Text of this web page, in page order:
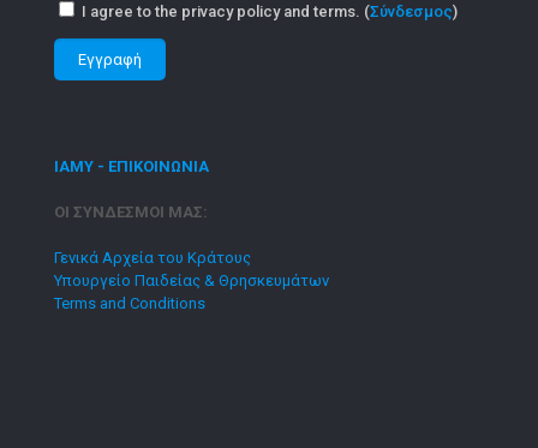
I agree to the privacy policy and terms. (Σύνδεσμος)
ΙΑΜΥ - ΕΠΙΚΟΙΝΩΝΙΑ
ΟΙ ΣΥΝΔΕΣΜΟΙ ΜΑΣ:
Γενικά Αρχεία του Κράτους
Υπουργείο Παιδείας & Θρησκευμάτων
Terms and Conditions